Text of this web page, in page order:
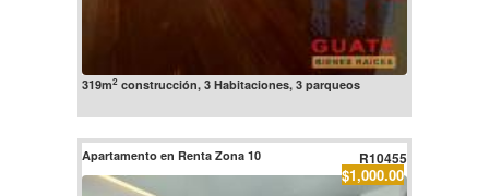
319m2construcción, 3 Habitaciones, 3 parqueos
Apartamento en Renta Zona 10 R10455
$1,000.00